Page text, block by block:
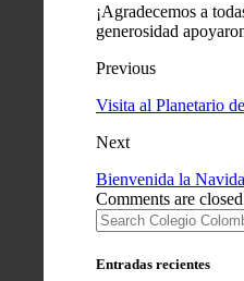
¡Agradecemos a
generosidad
Previous
Visita al Planetario
Next
Bienvenida la
Comments are
Entradas recientes